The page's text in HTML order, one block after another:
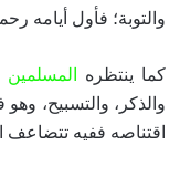
والتوبة؛ فأول أيامه
كما ينتظره المسلمين
والذكر، والتسبيح، وهو
اقتناصه ففيه تتضاعف